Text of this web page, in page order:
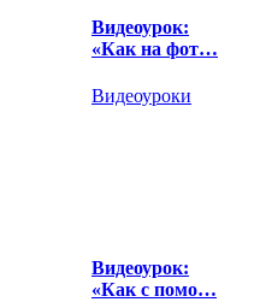
Видеоурок:
«Как на фот…
Видеоуроки
Видеоурок:
«Как с помо…